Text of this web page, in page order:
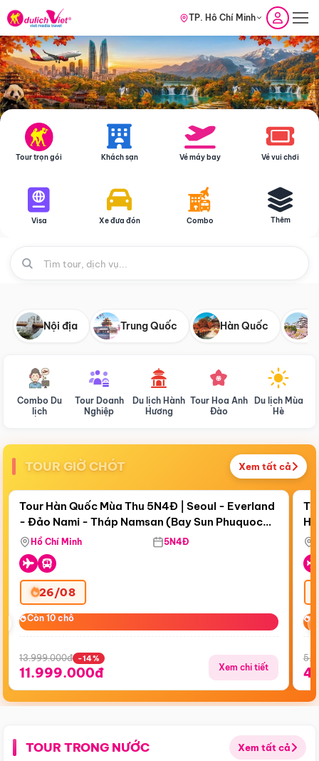
TP. Hồ Chí Minh
Tour trọn gói Khách sạn Vé máy bay Vé vui chơi
Visa Xe đưa đón Combo Thêm
Nội địa Trung Quốc Hàn Quốc
Combo Du
lịch
Tour Doanh
Nghiệp
Du lịch Hành
Hương
Tour Hoa Anh
Đào
Du lịch Mùa
Hè
TOUR GIỜ CHÓT Xem tất cả
Còn18 ngày 20:14:59
Bay Sun Phuquoc Airways
Điểm nổi bật
Tour Hàn Quốc Mùa Thu 5N4Đ | Seoul - Everland
- Đảo Nami - Tháp Namsan (Bay Sun Phuquoc
Airways)
Hồ Chí Minh 5N4Đ
26/08
Còn 10 chỗ
Còn 10 chỗ
13.999.000đ -14%
11.999.000đ Xem chi tiết
TOUR TRONG NƯỚC Xem tất cả
Điểm nổi bật